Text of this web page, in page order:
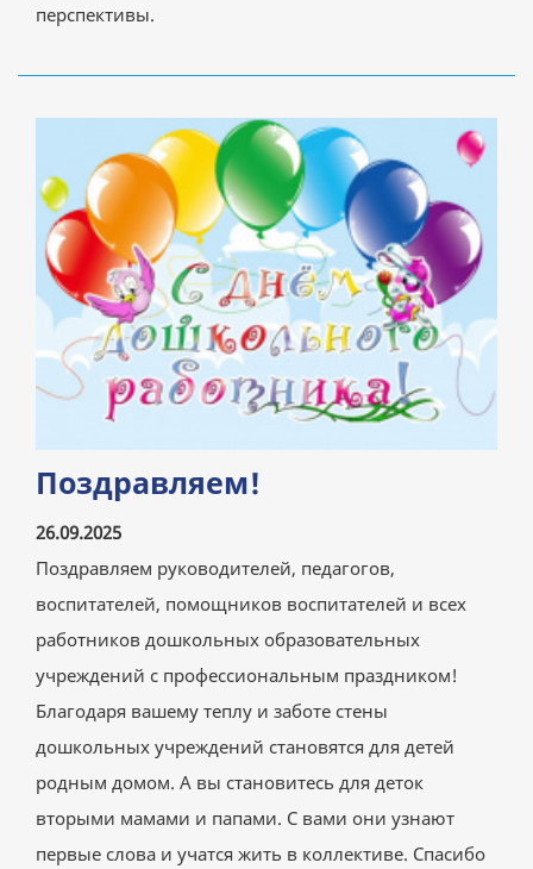
перспективы.
Поздравляем!
26.09.2025
Поздравляем руководителей, педагогов,
воспитателей, помощников воспитателей и всех
работников дошкольных образовательных
учреждений с профессиональным праздником!
Благодаря вашему теплу и заботе стены
дошкольных учреждений становятся для детей
родным домом. А вы становитесь для деток
вторыми мамами и папами. С вами они узнают
первые слова и учатся жить в коллективе. Спасибо